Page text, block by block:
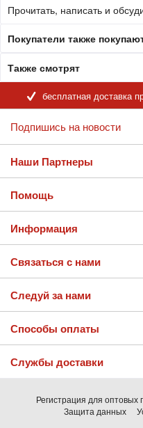
Прочитать, написать и
Покупатели также
Также смотрят
бесплатная доставка
Подпишись на новости
Наши Партнеры
Помощь
Информация
Связаться с нами
Следуй за нами
Способы оплаты
Службы доставки
Регистрация для оптовых
Защита данных